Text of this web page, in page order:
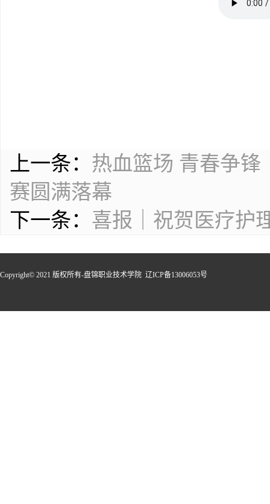
上一条： 热血篮场 青春争锋
赛圆满落幕
下一条： 喜报｜祝贺医疗护
Copyright© 2021 版权所有-盘锦职业技术学院 辽ICP备13006053号